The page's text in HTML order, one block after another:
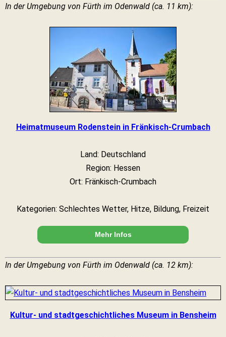
In der Umgebung von Fürth im Odenwald (ca. 11 km):
Heimatmuseum Rodenstein in Fränkisch-Crumbach
Land: Deutschland
Region: Hessen
Ort: Fränkisch-Crumbach
Kategorien: Schlechtes Wetter, Hitze, Bildung, Freizeit
Mehr Infos
In der Umgebung von Fürth im Odenwald (ca. 12 km):
Kultur- und stadtgeschichtliches Museum in Bensheim